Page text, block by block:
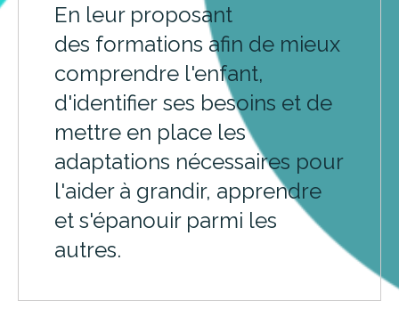
En leur proposant
des formations afin de mieux
comprendre l'enfant,
d'identifier ses besoins et de
mettre en place les
adaptations nécessaires pour
l'aider à grandir, apprendre
et s'épanouir parmi les
autres.